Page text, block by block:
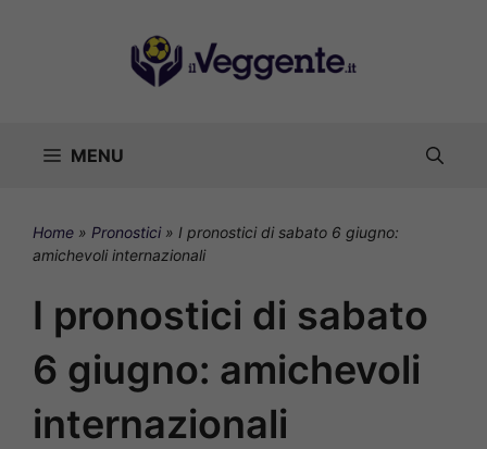
MENU
Home » Pronostici» I pronostici di sabato 6 giugno:
amichevoli internazionali
I pronostici di sabato
6 giugno: amichevoli
internazionali